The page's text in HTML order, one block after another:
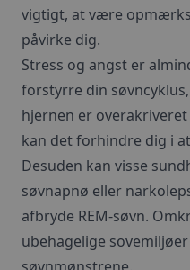
vigtigt, at være
påvirke dig.
Stress og angst er
forstyrre din
hjernen er
kan det forhindre dig i
Desuden kan visse
søvnapnø eller
afbryde REM-søvn.
ubehagelige